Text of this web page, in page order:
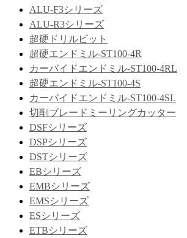
ALU-F3シリーズ
ALU-R3シリーズ
超硬ドリルビット
超硬エンドミル-ST100-4R
カーバイドエンドミル-ST100-4RL
超硬エンドミル-ST100-4S
カーバイドエンドミル-ST100-4SL
切削ブレードミーリングカッター
DSFシリーズ
DSPシリーズ
DSTシリーズ
EBシリーズ
EMBシリーズ
EMSシリーズ
ESシリーズ
ETBシリーズ